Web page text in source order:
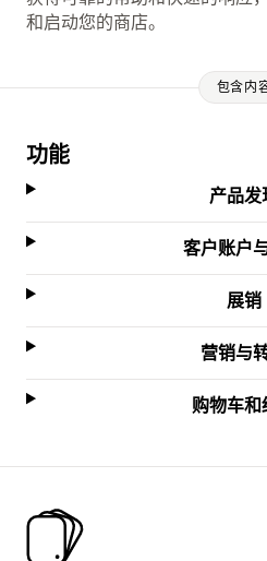
和启动您的商店。
包含内
功能
产品发
客户账户
展销
营销与
购物车和